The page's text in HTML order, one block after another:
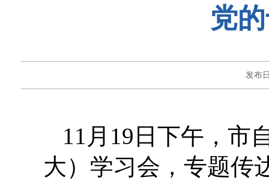
党
发布
11月19日 下午， 市
大）学习会， 专题传